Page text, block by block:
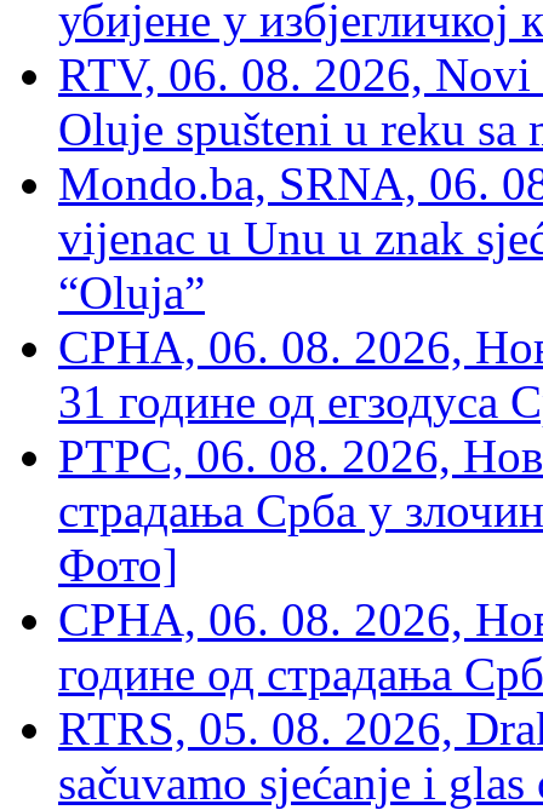
убијене у избјегличкој
RTV, 06. 08. 2026, Novi
Oluje spušteni u reku sa
Mondo.ba, SRNA, 06.
vijenac u Unu u znak
“Oluja”
СРНА, 06. 08. 2026,
31 године од егзодуса
РТРС, 06. 08. 2026,
страдања Срба у
Фото]
СРНА, 06. 08. 2026,
године од страдања
RTRS, 05. 08. 2026,
sačuvamo sjećanje i